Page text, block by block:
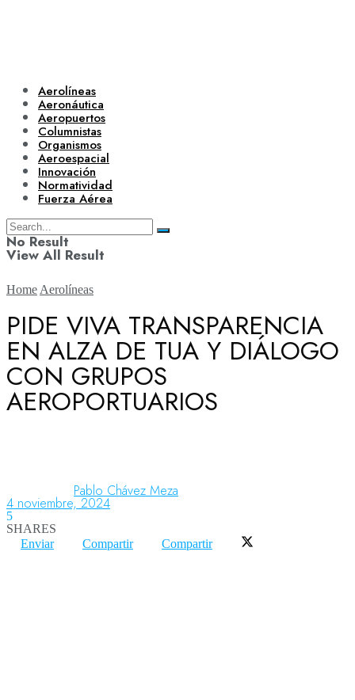
Aerolíneas
Aeronáutica
Aeropuertos
Columnistas
Organismos
Aeroespacial
Innovación
Normatividad
Fuerza Aérea
No Result
View All Result
Aerolíneas
Aeronáutica
Home Aerolíneas
PIDE VIVA TRANSPARENCIA
EN ALZA DE TUA Y DIÁLOGO
CON GRUPOS
AEROPORTUARIOS
Pablo Chávez Meza
4 noviembre, 2024
5
SHARES
Enviar
Compartir Compartir